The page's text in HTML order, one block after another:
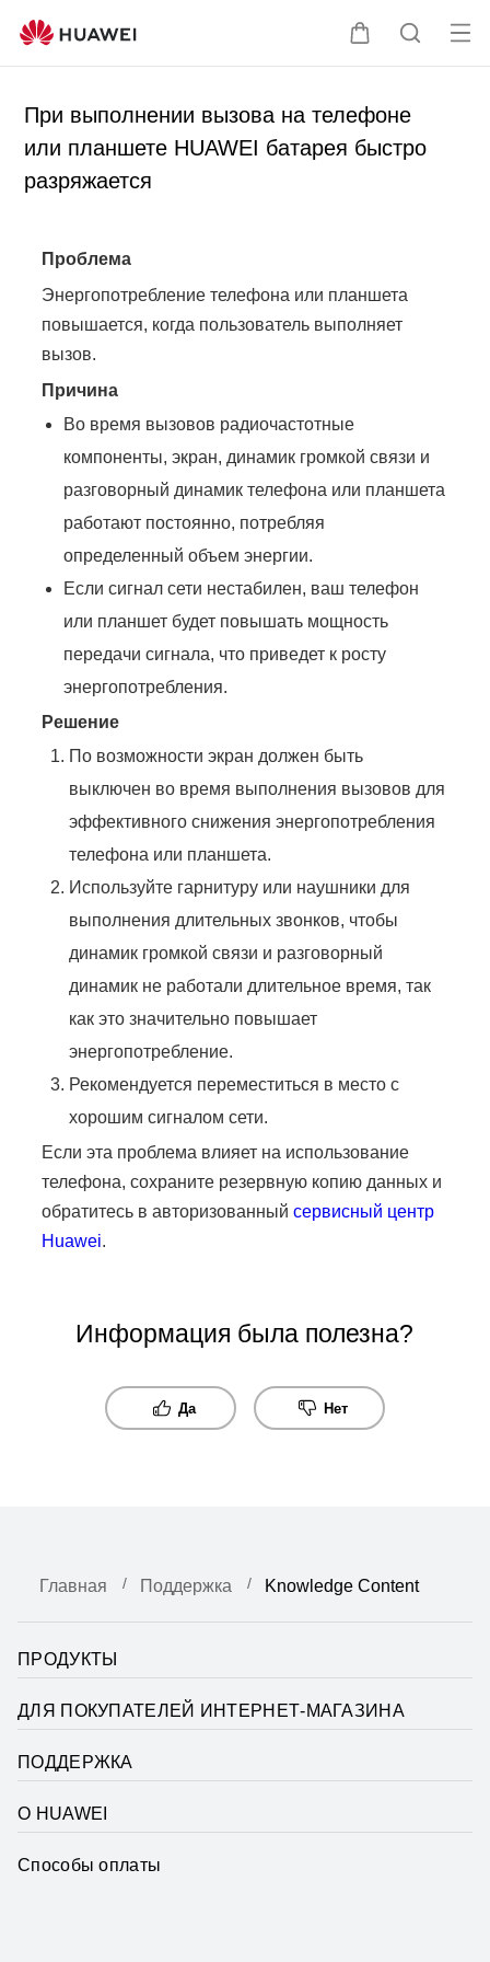
Щ
а
л
П
с
к
й
т
От
При выполнении вызова на телефоне
или планшете HUAWEI батарея быстро
разряжается
Проблема
Энергопотребление телефона или планшета
повышается, когда пользователь выполняет
вызов.
Причина
Во время вызовов радиочастотные
компоненты, экран, динамик громкой связи и
разговорный динамик телефона или планшета
работают постоянно, потребляя
определенный объем энергии.
Если сигнал сети нестабилен, ваш телефон
или планшет будет повышать мощность
передачи сигнала, что приведет к росту
энергопотребления.
Решение
По возможности экран должен быть
выключен во время выполнения вызовов для
эффективного снижения энергопотребления
телефона или планшета.
Используйте гарнитуру или наушники для
выполнения длительных звонков, чтобы
динамик громкой связи и разговорный
динамик не работали длительное время, так
как это значительно повышает
энергопотребление.
Рекомендуется переместиться в место с
хорошим сигналом сети.
Если эта проблема влияет на использование
телефона, сохраните резервную копию данных и
обратитесь в авторизованныйсервисный центр
Huawei.
Информация была полезна?
Да Нет
Главная Поддержка Knowledge Content
ПРОДУКТЫ
ДЛЯ ПОКУПАТЕЛЕЙ ИНТЕРНЕТ-МАГАЗИНА
ПОДДЕРЖКА
О HUAWEI
Способы оплаты